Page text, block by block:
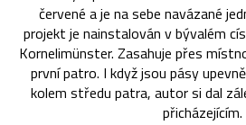
červené a je na sebe navázané
projekt je nainstalován v bývalém
Kornelimünster. Zasahuje přes
první patro. I když jsou pásy
kolem středu patra, autor si dal
přicházejícím.